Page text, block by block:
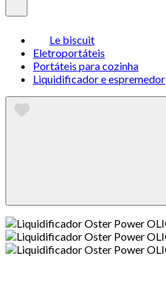
Le biscuit
Eletroportáteis
Portáteis para cozinha
Liquidificador e espremedor